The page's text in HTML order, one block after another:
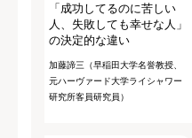
「成功してるのに苦しい
人、失敗しても幸せな人」
の決定的な違い
加藤諦三（早稲田大学名誉教授、
元ハーヴァード大学ライシャワー
研究所客員研究員）